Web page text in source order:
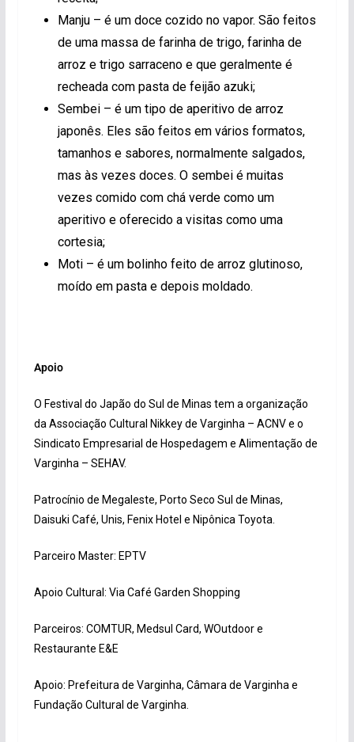
Manju – é um doce cozido no vapor. São feitos
de uma massa de farinha de trigo, farinha de
arroz e trigo sarraceno e que geralmente é
recheada com pasta de feijão azuki;
Sembei – é um tipo de aperitivo de arroz
japonês. Eles são feitos em vários formatos,
tamanhos e sabores, normalmente salgados,
mas às vezes doces. O sembei é muitas
vezes comido com chá verde como um
aperitivo e oferecido a visitas como uma
cortesia;
Moti – é um bolinho feito de arroz glutinoso,
moído em pasta e depois moldado.
Apoio
O Festival do Japão do Sul de Minas tem a organização
da Associação Cultural Nikkey de Varginha – ACNV e o
Sindicato Empresarial de Hospedagem e Alimentação de
Varginha – SEHAV.
Patrocínio de Megaleste, Porto Seco Sul de Minas,
Daisuki Café, Unis, Fenix Hotel e Nipônica Toyota.
Parceiro Master: EPTV
Apoio Cultural: Via Café Garden Shopping
Parceiros: COMTUR, Medsul Card, WOutdoor e
Restaurante E&E
Apoio: Prefeitura de Varginha, Câmara de Varginha e
Fundação Cultural de Varginha.